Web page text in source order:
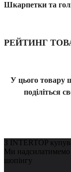
Шкарпетки та
РЕЙТИНГ
У цього товару
поділіться
З INTERTOP
Ми надсилатимемо
шопінгу